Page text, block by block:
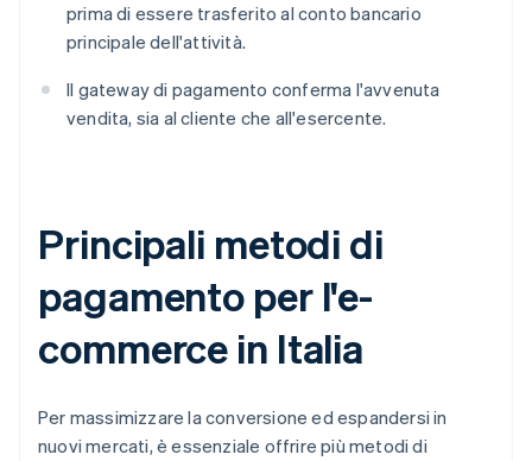
prima di essere trasferito al conto bancario
principale dell'attività.
Il gateway di pagamento conferma l'avvenuta
vendita, sia al cliente che all'esercente.
Principali metodi di
pagamento per l'e-
commerce in Italia
Per massimizzare la conversione ed espandersi in
nuovi mercati, è essenziale offrire più metodi di